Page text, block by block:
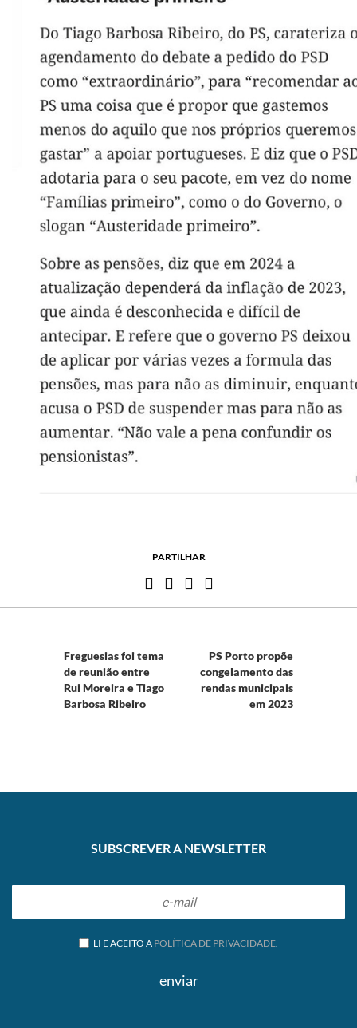
PARTILHAR
Freguesias foi tema
de reunião entre
Rui Moreira e Tiago
Barbosa Ribeiro
PS Porto propõe
congelamento das
rendas municipais
em 2023
SUBSCREVER A NEWSLETTER
LI E ACEITO A POLÍTICA DE PRIVACIDADE.